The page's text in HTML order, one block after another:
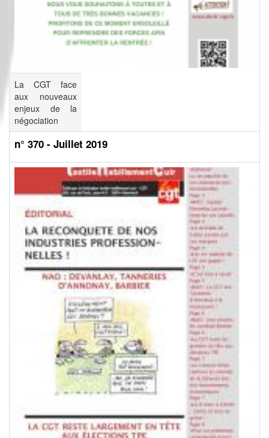
La CGT face
aux nouveaux
enjeux de la
négociation
n° 370 - Juillet 2019